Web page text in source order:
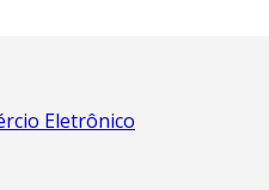
Eletrônico